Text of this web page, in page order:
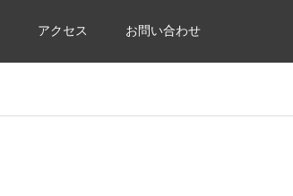
アクセス お問い合わせ